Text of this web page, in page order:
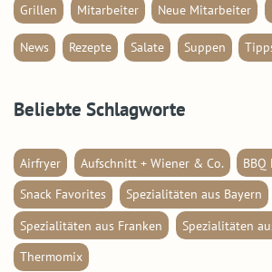
Grillen Mitarbeiter Neue Mitarbeiter
News Rezepte Salate Suppen
Beliebte Schlagworte
Airfryer Aufschnitt + Wiener & Co.
BBQ
Snack Favorites
Spezialitäten aus Bayern
Spezialitäten aus Franken
Spezialitäten
Thermomix